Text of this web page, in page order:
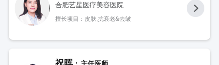
合肥艺星医疗美容医院
擅长项目：皮肤,抗衰老&去皱
祝晖 · 主任医师